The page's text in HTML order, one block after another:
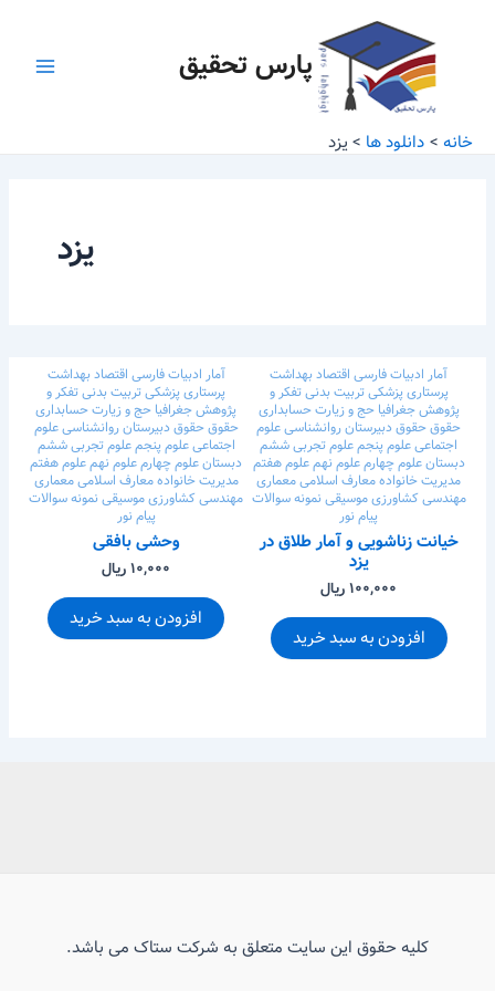
پارس تحقیق
خانه دانلود ها یزد
یزد
آمار ادبیات فارسی اقتصادبهداشت
پرستاریپزشکیتربیت بدنیتفکر و
پژوهشجغرافیاحج و زیارتحسابداری
حقوقحقوقدبیرستانروانشناسیعلوم
اجتماعیعلوم پنجمعلوم تجربی ششم
دبستانعلوم چهارمعلوم نهمعلوم هفتم
مدیریت خانوادهمعارف اسلامیمعماری
مهندسی کشاورزیموسیقینمونه سوالات
پیام نور
خیانت زناشویی و آمار طلاق در
یزد
۱۰۰,۰۰۰ ریال
افزودن به سبد خرید
آمار ادبیات فارسی اقتصادبهداشت
پرستاریپزشکیتربیت بدنیتفکر و
پژوهشجغرافیا حج و زیارتحسابداری
حقوقحقوقدبیرستانروانشناسیعلوم
اجتماعیعلوم پنجمعلوم تجربی ششم
دبستانعلوم چهارمعلوم نهمعلوم هفتم
مدیریت خانوادهمعارف اسلامیمعماری
مهندسی کشاورزیموسیقینمونه سوالات
پیام نور
وحشی بافقی
۱۰,۰۰۰ ریال
افزودن به سبد خرید
کلیه حقوق این سایت متعلق به شرکت ستاک می باشد.